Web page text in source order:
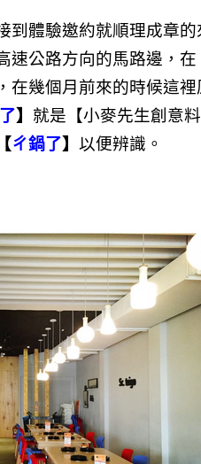
到體驗邀約就順理成章的
速公路方向的馬路邊，
在幾個月前來的時候這
】 就是【小麥先生創意
【ㄔ鍋了】 以便辨識。